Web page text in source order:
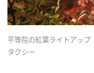
平等院の紅葉ライトア
タクシー